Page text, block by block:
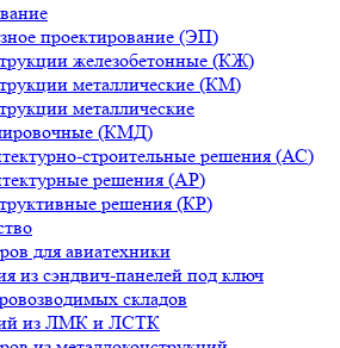
проектирование (ЭП)
железобетонные (КЖ)
металлические (КМ)
металлические
(КМД)
строительные решения (АС)
решения (АР)
решения (КР)
для авиатехники
из сэндвич-панелей под ключ
складов
из ЛМК и ЛСТК